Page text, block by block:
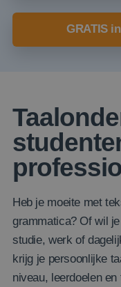
GRATIS
Heb je moeite met
grammatica? Of wil
studie, werk of
krijg je persoonlijke
niveau, leerdoelen